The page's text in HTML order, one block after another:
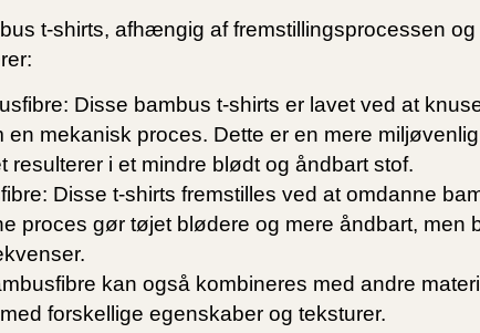
t-shirts, afhængig af fremstillingsprocessen
Disse bambus t-shirts er lavet ved at
mekanisk proces. Dette er en mere
resulterer i et mindre blødt og åndbart stof.
Disse t-shirts fremstilles ved at omdanne
proces gør tøjet blødere og mere åndbart, men
kan også kombineres med andre
forskellige egenskaber og teksturer.